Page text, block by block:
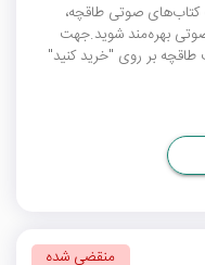
30 درصد تخفیف کتاب‌های صوتی طاقچه،
صوتی بهره‌‌مند ‌شوید.جهت
بر روی "خرید کنید"
منقضی شده